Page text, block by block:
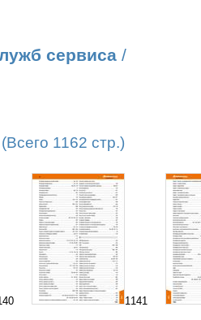
сервиса /
1162 стр.)
1141